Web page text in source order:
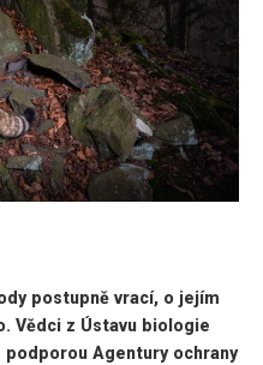
postupně vrací, o jejím
Vědci z Ústavu biologie
podporou Agentury ochrany